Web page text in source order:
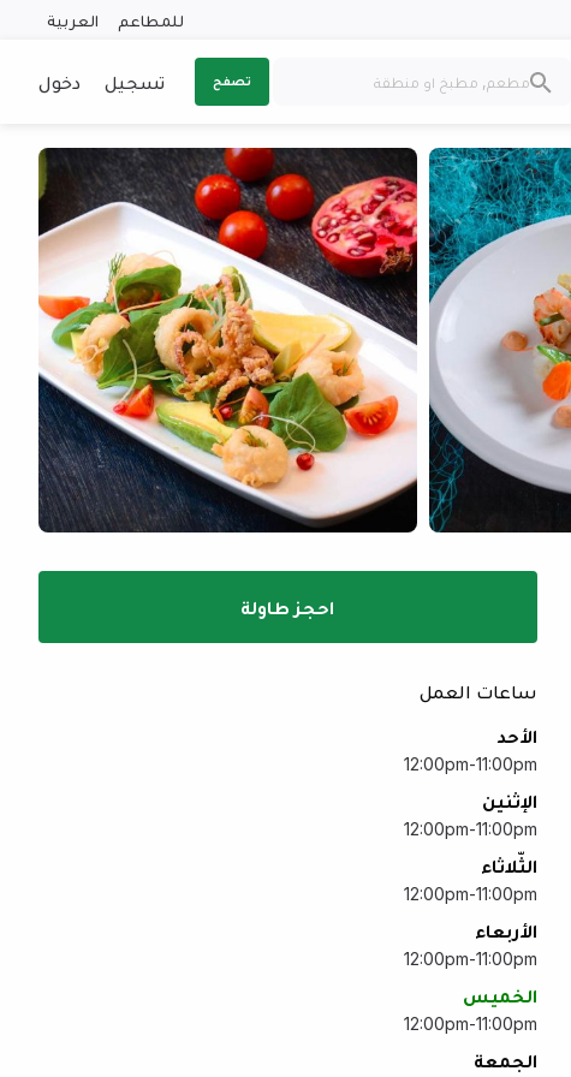
للمطاعم العربية
تصفح تسجيل دخول
احجز طاولة
ساعات العمل
الأحد
12:00pm-11:00pm
الإثنين
12:00pm-11:00pm
الثّلاثاء
12:00pm-11:00pm
الأربعاء
12:00pm-11:00pm
الخميس
12:00pm-11:00pm
الجمعة